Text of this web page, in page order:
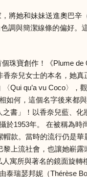
將她和妹妹送進奧巴辛
調與簡潔線條的偏好。